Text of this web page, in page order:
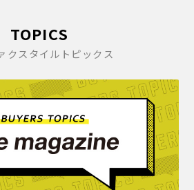
TOPICS
クスタイルトピックス